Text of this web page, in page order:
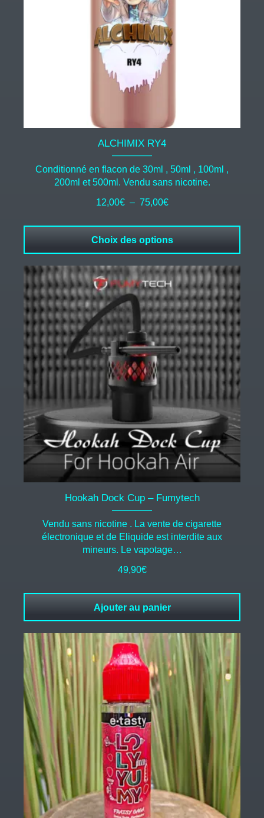
ALCHIMIX RY4
Conditionné en flacon de 30ml , 50ml , 100ml ,
200ml et 500ml. Vendu sans nicotine.
12,00€ – 75,00€Plage
prix :
12,00€
à
75,00€
Choix des options
Hookah Dock Cup – Fumytech
Vendu sans nicotine . La vente de cigarette
électronique et de Eliquide est interdite aux
mineurs. Le vapotage…
49,90€
Ajouter au panier